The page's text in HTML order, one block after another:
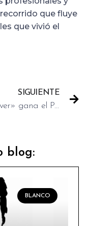
que fluye
que vivió el
SIGUIENTE
«El cover» gana el Premio Ciudad de Tudela
blog:
BLANCO